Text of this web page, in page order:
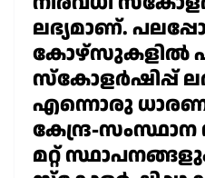
ലഭ്യമാണ്.
കോഴ്സുകളിൽ
സ്കോളർഷിപ്പ്
എന്നൊരു
കേന്ദ്ര-
മറ്റ്